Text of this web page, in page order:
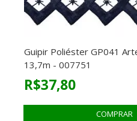
Guipir Poliéster GP041
13,7m - 007751
R$37,80